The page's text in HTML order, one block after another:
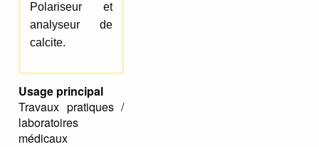
Polariseur et
analyseur de
calcite.
Usage principal
Travaux pratiques /
laboratoires
médicaux